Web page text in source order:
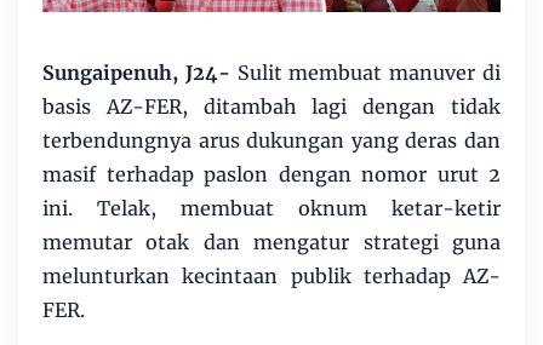
Sungaipenuh, J24- Sulit membuat manuver di
basis AZ-FER, ditambah lagi dengan tidak
terbendungnya arus dukungan yang deras dan
masif terhadap paslon dengan nomor urut 2
ini. Telak, membuat oknum ketar-ketir
memutar otak dan mengatur strategi guna
melunturkan kecintaan publik terhadap AZ-
FER.